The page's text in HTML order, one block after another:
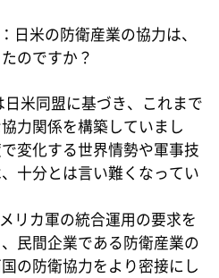
：日米の防衛産業の協力は、
のですか？
日米同盟に基づき、これまで
力関係を構築していまし
変化する世界情勢や軍事技
十分とは言い難くなってい
リカ軍の統合運用の要求を
民間企業である防衛産業の
の防衛協力をより密接にし